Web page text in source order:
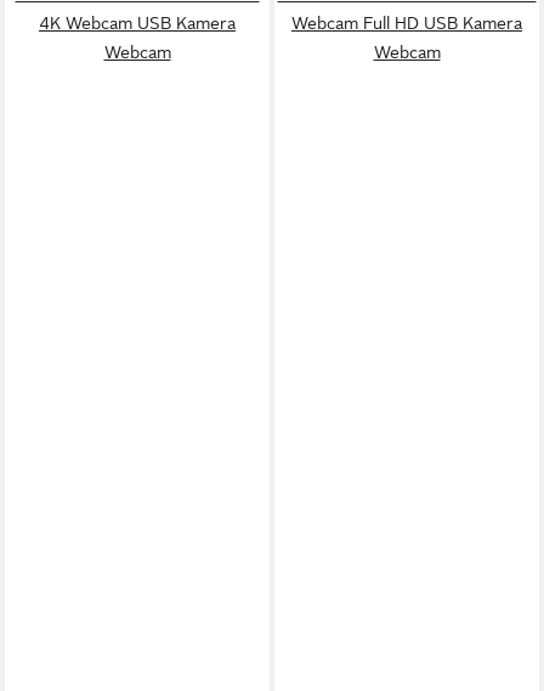
4K Webcam USB Kamera
Webcam
Webcam Full HD USB Kamera
Webcam